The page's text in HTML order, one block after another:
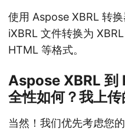
使用 Aspose XBRL 转
iXBRL 文件转换为
HTML 等格式。
Aspose XBRL 到
全性如何？我上
当然！我们优先考虑您